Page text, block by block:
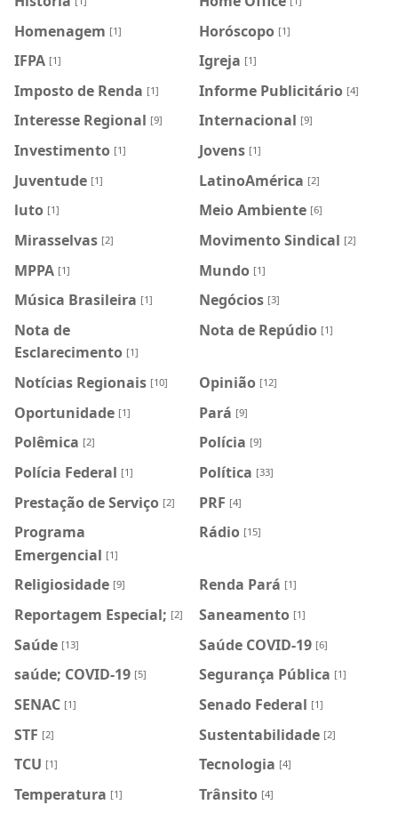
Homenagem [1] Horóscopo [1]
IFPA [1] Igreja [1]
Imposto de Renda [1] Informe Publicitário [4]
Interesse Regional [9] Internacional [9]
Investimento [1] Jovens [1]
Juventude [1] LatinoAmérica [2]
luto [1] Meio Ambiente [6]
Mirasselvas [2] Movimento Sindical [2]
MPPA [1] Mundo [1]
Música Brasileira [1] Negócios [3]
Nota de
Esclarecimento [1]
Nota de Repúdio [1]
Notícias Regionais [10] Opinião [12]
Oportunidade [1] Pará [9]
Polêmica [2] Polícia [9]
Polícia Federal [1] Política [33]
Prestação de Serviço [2] PRF [4]
Programa
Emergencial [1]
Rádio [15]
Religiosidade [9] Renda Pará [1]
Reportagem Especial; [2] Saneamento [1]
Saúde [13] Saúde COVID-19 [6]
saúde; COVID-19 [5] Segurança Pública [1]
SENAC [1] Senado Federal [1]
STF [2] Sustentabilidade [2]
TCU [1] Tecnologia [4]
Temperatura [1] Trânsito [4]